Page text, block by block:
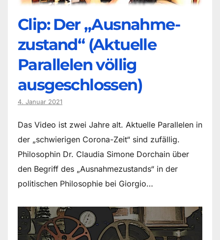
Clip: Der „Ausnahme-
zustand“ (Aktuelle
Parallelen völlig
ausgeschlossen)
4. Januar 2021
Das Video ist zwei Jahre alt. Aktuelle Parallelen in
der „schwierigen Corona-Zeit“ sind zufällig.
Philosophin Dr. Claudia Simone Dorchain über
den Begriff des „Ausnahmezustands“ in der
politischen Philosophie bei Giorgio…